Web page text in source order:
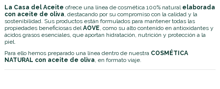
La Casa del Aceite ofrece una línea de cosmética 100% natural elaborada
con aceite de oliva, destacando por su compromiso con la calidad y la
sostenibilidad. Sus productos están formulados para mantener todas las
propiedades beneficiosas delAOVE, como su alto contenido en antioxidantes y
ácidos grasos esenciales, que aportan hidratación, nutrición y protección a la
piel.
Para ello hemos preparado una línea dentro de nuestra COSMÉTICA
NATURAL con aceite de oliva, en formato viaje.